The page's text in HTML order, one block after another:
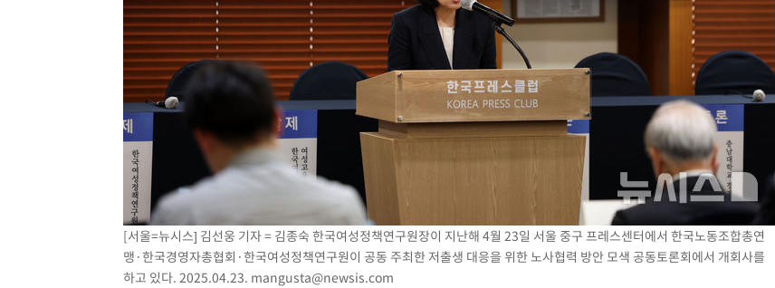
[서울=뉴시스] 김선웅 기자 = 김종숙 한국여성정책연구원장이 지난해 4월 23일 서울 중구 프레스센터에서 한국노동조합총연
맹·한국경영자총협회·한국여성정책연구원이 공동 주최한 저출생 대응을 위한 노사협력 방안 모색 공동토론회에서 개회사를
하고 있다. 2025.04.23. mangusta@newsis.com